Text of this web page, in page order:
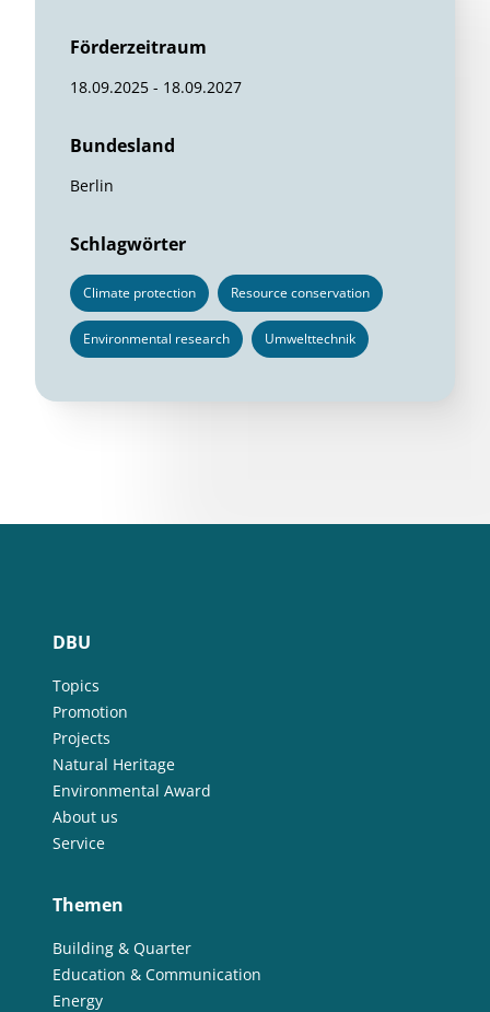
Förderzeitraum
18.09.2025 - 18.09.2027
Bundesland
Berlin
Schlagwörter
Climate protection Resource conservation
Environmental research Umwelttechnik
DBU
Topics
Promotion
Projects
Natural Heritage
Environmental Award
About us
Service
Themen
Building & Quarter
Education & Communication
Energy